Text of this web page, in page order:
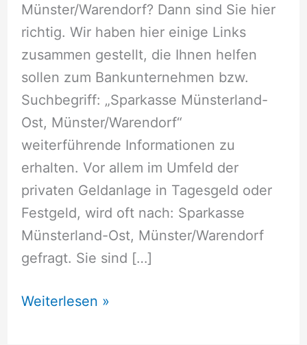
Münster/Warendorf? Dann sind Sie hier
richtig. Wir haben hier einige Links
zusammen gestellt, die Ihnen helfen
sollen zum Bankunternehmen bzw.
Suchbegriff: „Sparkasse Münsterland-
Ost, Münster/Warendorf“
weiterführende Informationen zu
erhalten. Vor allem im Umfeld der
privaten Geldanlage in Tagesgeld oder
Festgeld, wird oft nach: Sparkasse
Münsterland-Ost, Münster/Warendorf
gefragt. Sie sind […]
Sparkasse
Weiterlesen »